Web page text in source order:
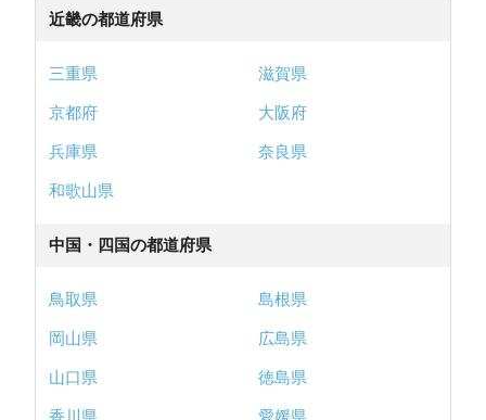
近畿の都道府県
三重県
滋賀県
京都府
大阪府
兵庫県
奈良県
和歌山県
中国・四国の都道府県
鳥取県
島根県
岡山県
広島県
山口県
徳島県